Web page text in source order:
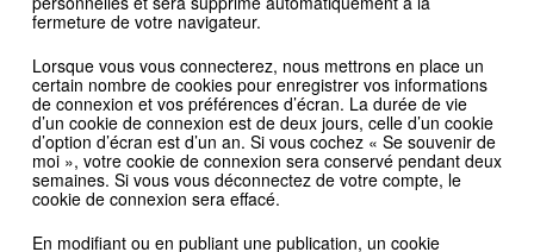
fermeture de votre navigateur.
Lorsque vous vous connecterez, nous mettrons en place un
certain nombre de cookies pour enregistrer vos informations
de connexion et vos préférences d’écran. La durée de vie
d’un cookie de connexion est de deux jours, celle d’un cookie
d’option d’écran est d’un an. Si vous cochez « Se souvenir de
moi », votre cookie de connexion sera conservé pendant deux
semaines. Si vous vous déconnectez de votre compte, le
cookie de connexion sera effacé.
En modifiant ou en publiant une publication, un cookie